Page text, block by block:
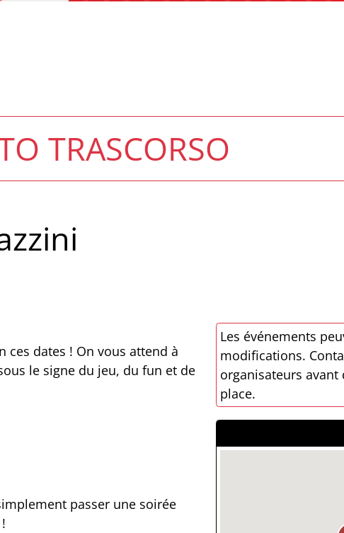
TRASCORSO
ces dates ! On vous attend à
le signe du jeu, du fun et de
passer une soirée
Les événements
modifications.
organisateurs
place.